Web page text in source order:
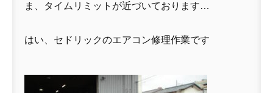
ま、タイムリミットが近づいております…
はい、セドリックのエアコン修理作業です